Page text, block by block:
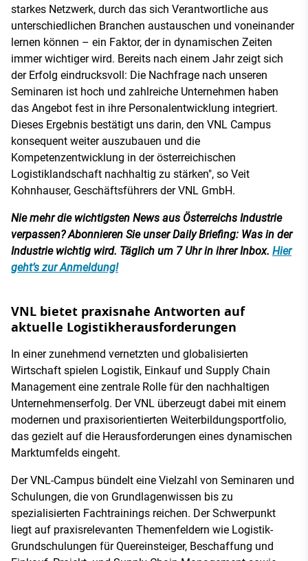
starkes Netzwerk, durch das sich Verantwortliche aus
unterschiedlichen Branchen austauschen und voneinander
lernen können – ein Faktor, der in dynamischen Zeiten
immer wichtiger wird. Bereits nach einem Jahr zeigt sich
der Erfolg eindrucksvoll: Die Nachfrage nach unseren
Seminaren ist hoch und zahlreiche Unternehmen haben
das Angebot fest in ihre Personalentwicklung integriert.
Dieses Ergebnis bestätigt uns darin, den VNL Campus
konsequent weiter auszubauen und die
Kompetenzentwicklung in der österreichischen
Logistiklandschaft nachhaltig zu stärken", so Veit
Kohnhauser, Geschäftsführers der VNL GmbH.
Nie mehr die wichtigsten News aus Österreichs Industrie
verpassen? Abonnieren Sie unser Daily Briefing: Was in der
Industrie wichtig wird. Täglich um 7 Uhr in ihrer Inbox. Hier
geht’s zur Anmeldung!
VNL bietet praxisnahe Antworten auf
aktuelle Logistikherausforderungen
In einer zunehmend vernetzten und globalisierten
Wirtschaft spielen Logistik, Einkauf und Supply Chain
Management eine zentrale Rolle für den nachhaltigen
Unternehmenserfolg. Der VNL überzeugt dabei mit einem
modernen und praxisorientierten Weiterbildungsportfolio,
das gezielt auf die Herausforderungen eines dynamischen
Marktumfelds eingeht.
Der VNL-Campus bündelt eine Vielzahl von Seminaren und
Schulungen, die von Grundlagenwissen bis zu
spezialisierten Fachtrainings reichen. Der Schwerpunkt
liegt auf praxisrelevanten Themenfeldern wie Logistik-
Grundschulungen für Quereinsteiger, Beschaffung und